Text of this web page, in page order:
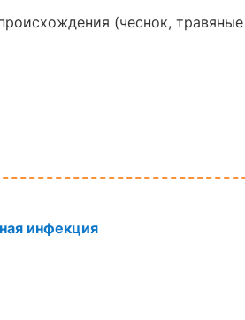
(чеснок,
инфекция